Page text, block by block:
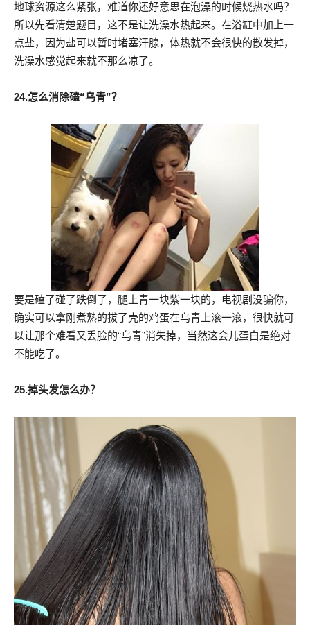
地球资源这么紧张，难道你还好意思在泡澡的时候烧热水吗？
所以先看清楚题目，这不是让洗澡水热起来。在浴缸中加上一
点盐，因为盐可以暂时堵塞汗腺，体热就不会很快的散发掉，
洗澡水感觉起来就不那么凉了。
24.怎么消除磕“乌青”？
要是磕了碰了跌倒了，腿上青一块紫一块的，电视剧没骗你，
确实可以拿刚煮熟的拔了壳的鸡蛋在乌青上滚一滚，很快就可
以让那个难看又丢脸的“乌青”消失掉，当然这会儿蛋白是绝对
不能吃了。
25.掉头发怎么办？